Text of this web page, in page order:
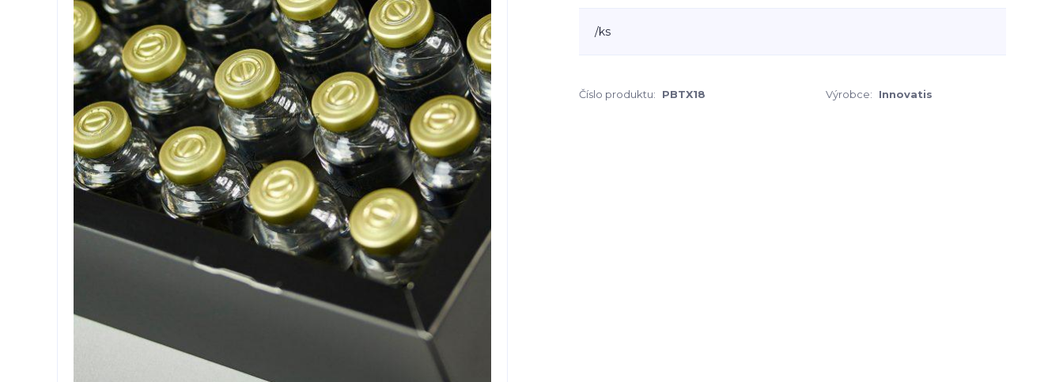
/ks
Číslo produktu: PBTX18 Výrobce: Innovatis